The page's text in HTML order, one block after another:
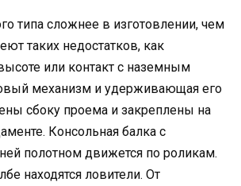
типа сложнее в изготовлении, чем
таких недостатков, как
или контакт с наземным
механизм и удерживающая его
сбоку проема и закреплены на
Консольная балка с
полотном движется по роликам.
находятся ловители. От